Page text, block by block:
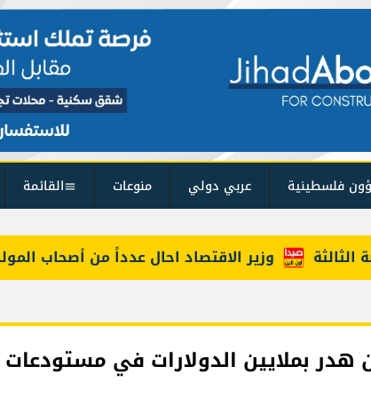
فلسطينية عربي دولي منوعات القائمة
وزير الاقتصاد احال عدداً من أصحاب المولدات
بملايين الدولارات في